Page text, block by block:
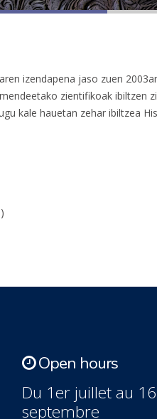
izendapena jaso zuen
zientifikoak ibiltzen
kale hauetan zehar ibiltzea
Open hours
Du 1er juillet au 16
septembre